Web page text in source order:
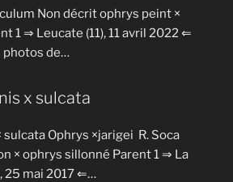
Non décrit ophrys peint ×
1 ⇒ Leucate (11), 11 avril 2022 ⇐
photos de…
x sulcata
sulcata Ophrys ×jarigei R. Soca
× ophrys sillonné Parent 1 ⇒ La
25 mai 2017 ⇐…